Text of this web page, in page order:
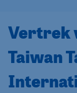
Vertrek
Taiwan